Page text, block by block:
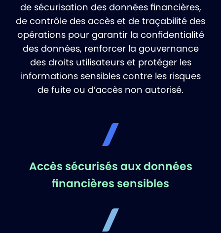
de sécurisation des données financières,
de contrôle des accès et de traçabilité des
opérations pour garantir la confidentialité
des données, renforcer la gouvernance
des droits utilisateurs et protéger les
informations sensibles contre les risques
de fuite ou d’accès non autorisé.
Accès sécurisés aux données
financières sensibles